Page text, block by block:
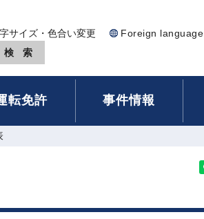
サイズ・色合い変更
Foreign language
転免許 事件情報